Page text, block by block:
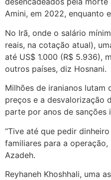
Amini, em 2022, enquanto
No Irã, onde o salário
reais, na cotação atual),
até US$ 1.000 (R$ 5.936),
outros países, diz Hosnani.
Milhões de iranianos lutam
preços e a desvalorização
parte por anos de sanções
“Tive até que pedir
familiares para a
Azadeh.
Reyhaneh Khoshhali, uma